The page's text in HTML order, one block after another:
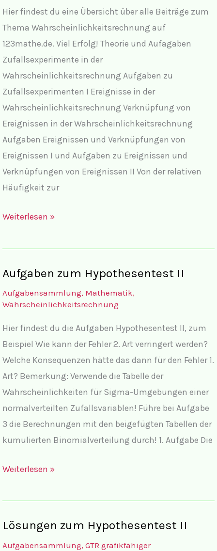
Hier findest du eine Übersicht über alle Beiträge zum
Thema Wahrscheinlichkeitsrechnung auf
123mathe.de. Viel Erfolg! Theorie und Aufagaben
Zufallsexperimente in der
Wahrscheinlichkeitsrechnung Aufgaben zu
Zufallsexperimenten I Ereignisse in der
Wahrscheinlichkeitsrechnung Verknüpfung von
Ereignissen in der Wahrscheinlichkeitsrechnung
Aufgaben Ereignissen und Verknüpfungen von
Ereignissen I und Aufgaben zu Ereignissen und
Verknüpfungen von Ereignissen II Von der relativen
Häufigkeit zur
Wahrscheinlichkeitsrechnung
Weiterlesen »
Aufgaben zum Hypothesentest II
Aufgabensammlung, Mathematik,
Wahrscheinlichkeitsrechnung
Hier findest du die Aufgaben Hypothesentest II, zum
Beispiel Wie kann der Fehler 2. Art verringert werden?
Welche Konsequenzen hätte das dann für den Fehler 1.
Art? Bemerkung: Verwende die Tabelle der
Wahrscheinlichkeiten für Sigma-Umgebungen einer
normalverteilten Zufallsvariablen! Führe bei Aufgabe
3 die Berechnungen mit den beigefügten Tabellen der
kumulierten Binomialverteilung durch! 1. Aufgabe Die
Aufgaben
Hypothesentest
Weiterlesen »
Lösungen zum Hypothesentest II
Aufgabensammlung, GTR grafikfähiger